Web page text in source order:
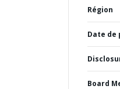
Région
Date de
Board